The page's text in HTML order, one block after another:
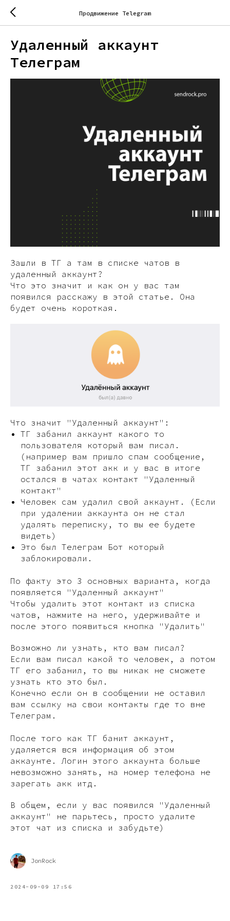
Продвижение Telegram
Удаленный аккаунт
Телеграм
Зашли в ТГ а там в списке чатов в
удаленный аккаунт?
Что это значит и как он у вас там
появился расскажу в этой статье. Она
будет очень короткая.
Что значит "Удаленный аккаунт":
ТГ забанил аккаунт какого то
пользователя который вам писал.
(например вам пришло спам сообщение,
ТГ забанил этот акк и у вас в итоге
остался в чатах контакт "Удаленный
контакт"
Человек сам удалил свой аккаунт. (Если
при удалении аккаунта он не стал
удалять переписку, то вы ее будете
видеть)
Это был Телеграм Бот который
заблокировали.
По факту это 3 основных варианта, когда
появляется "Удаленный аккаунт"
Чтобы удалить этот контакт из списка
чатов, нажмите на него, удерживайте и
после этого появиться кнопка "Удалить"
Возможно ли узнать, кто вам писал?
Если вам писал какой то человек, а потом
ТГ его забанил, то вы никак не сможете
узнать кто это был.
Конечно если он в сообщении не оставил
вам ссылку на свои контакты где то вне
Телеграм.
После того как ТГ банит аккаунт,
удаляется вся информация об этом
аккаунте. Логин этого аккаунта больше
невозможно занять, на номер телефона не
зарегать акк итд.
В общем, если у вас появился "Удаленный
аккаунт" не парьтесь, просто удалите
этот чат из списка и забудьте)
JonRock
2024-09-09 17:56